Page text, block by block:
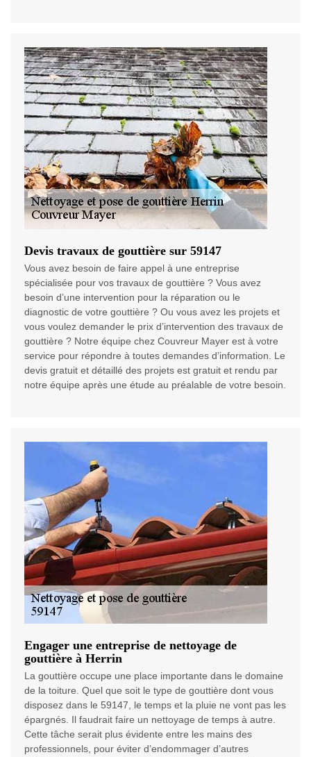
Devis travaux de gouttière sur 59147
Vous avez besoin de faire appel à une entreprise
spécialisée pour vos travaux de gouttière ? Vous avez
besoin d’une intervention pour la réparation ou le
diagnostic de votre gouttière ? Ou vous avez les projets et
vous voulez demander le prix d’intervention des travaux de
gouttière ? Notre équipe chez Couvreur Mayer est à votre
service pour répondre à toutes demandes d’information. Le
devis gratuit et détaillé des projets est gratuit et rendu par
notre équipe après une étude au préalable de votre besoin.
Engager une entreprise de nettoyage de
gouttière à Herrin
La gouttière occupe une place importante dans le domaine
de la toiture. Quel que soit le type de gouttière dont vous
disposez dans le 59147, le temps et la pluie ne vont pas les
épargnés. Il faudrait faire un nettoyage de temps à autre.
Cette tâche serait plus évidente entre les mains des
professionnels, pour éviter d’endommager d’autres